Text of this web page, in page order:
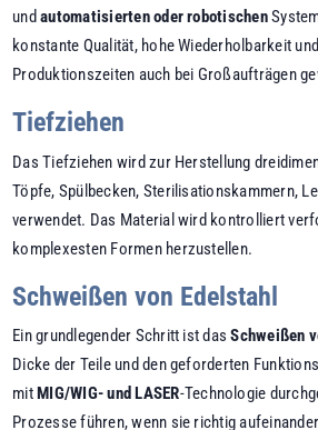
undautomatisierten oder robotischen
konstante Qualität, hohe Wiederholbarkeit
Produktionszeiten auch bei Großaufträgen
Tiefziehen
Das Tiefziehen wird zur Herstellung
Töpfe, Spülbecken, Sterilisationskammern,
verwendet. Das Material wird kontrolliert
komplexesten Formen herzustellen.
Schweißen von Edelstahl
Ein grundlegender Schritt ist dasSchweißen
Dicke der Teile und den geforderten
mitMIG/WIG- und LASER-Technologie
Prozesse führen, wenn sie richtig